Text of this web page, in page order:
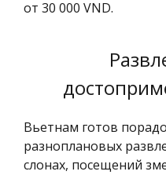
от 30 000 VND.
Вьетнам готов
разноплановых
слонах, посещений